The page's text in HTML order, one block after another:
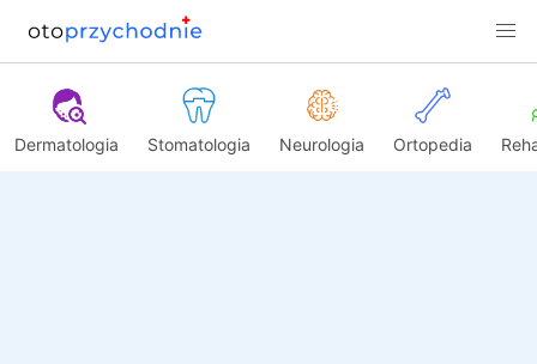
Dermatologia Stomatologia Neurologia Ortopedia